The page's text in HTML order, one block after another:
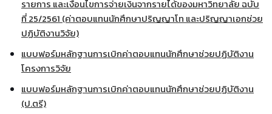
รายการ และเงื่อนไขการจ่ายเงินจากรายได้ของมหาวิทยาลัย ฉบับ
ที่ 25/2561 (ค่าตอบแทนนักศึกษาปริญญาโท และปริญญาเอกช่วย
ปฏิบัติงานวิจัย)
แบบฟอร์มหลักฐานการเบิกค่าตอบแทนนักศึกษาช่วยปฏิบัติงาน
โครงการวิจัย
แบบฟอร์มหลักฐานการเบิกค่าตอบแทนนักศึกษาช่วยปฏิบัติงาน
(ป.ตรี)